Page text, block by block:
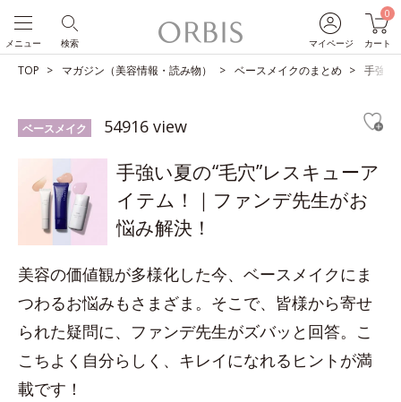
マイページ
0
カート
検索
メニュー
TOP マガジン（美容情報・読み物） ベースメイクのまとめ 手強い
ベースメイク 54916 view
手強い夏の“毛穴”レスキューア
イテム！｜ファンデ先生がお
悩み解決！
美容の価値観が多様化した今、ベースメイクにま
つわるお悩みもさまざま。そこで、皆様から寄せ
られた疑問に、ファンデ先生がズバッと回答。こ
こちよく自分らしく、キレイになれるヒントが満
載です！